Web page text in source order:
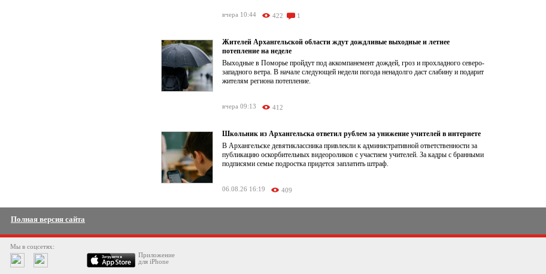
вчера 10:44 422 1
Жителей Архангельской области ждут дождливые выходные и летнее
потепление на неделе
Выходные в Поморье пройдут под аккомпанемент дождей, гроз и прохладного северо-
западного ветра. В начале следующей недели погода ненадолго даст слабину и подарит
жителям региона потепление.
вчера 09:13 412
Школьник из Архангельска ответил рублем за унижение учителей в интернете
В Архангельске девятиклассника привлекли к административной ответственности за
публикацию оскорбительных видеороликов с участием учителей. За кадры с бранными
подписями семье подростка придется заплатить штраф.
06.08.26 16:19 409
Полная версия сайта
Мы в соцсетях:
Приложение
для iPhone